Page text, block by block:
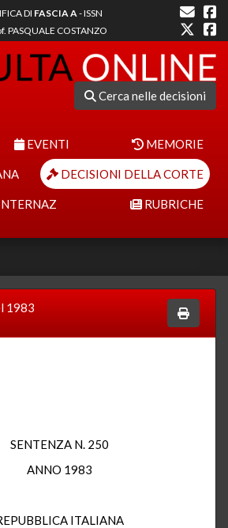
DI FASCIA A- ISSN
PASQUALE COSTANZO
Cerca nelle decisioni
EVENTI MEMORIE
DECISIONI DELLA CORTE
RUBRICHE
1983
SENTENZA N. 250
ANNO 1983
ITALIANA